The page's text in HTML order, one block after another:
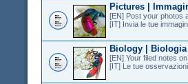
Pictures |
[EN] Post your photos
[IT] Invia le tue
Biology | Biologia
[EN] Your filed notes
[IT] Le tue